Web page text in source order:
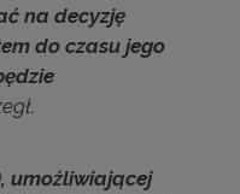
na decyzję
do czasu jego
umożliwiającej